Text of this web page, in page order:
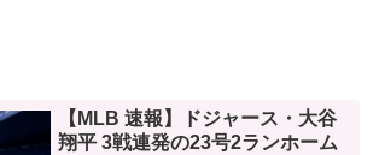
【MLB 速報】ドジャース・大谷
翔平 3戦連発の23号2ランホーム